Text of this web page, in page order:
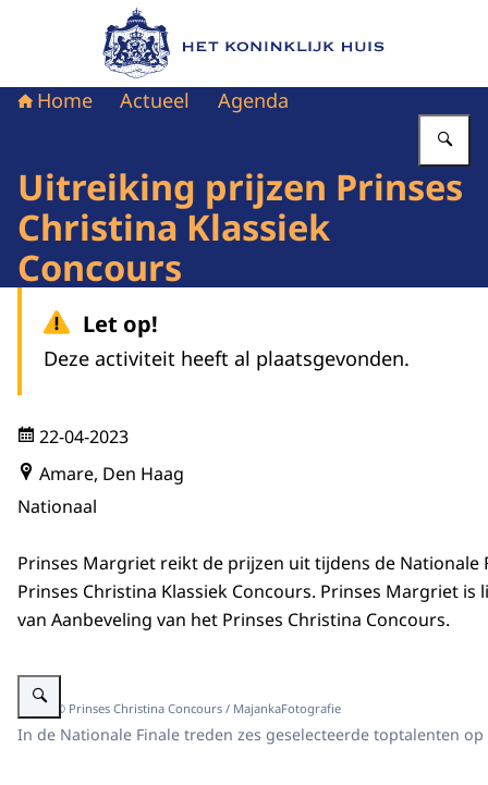
Naar de homepage van Het Koninklijk Huis
Home Actueel Agenda
Uitreiking prijzen Prinses
Christina Klassiek
Concours
Let op!
Deze activiteit heeft al plaatsgevonden.
22-04-2023
Amare, Den Haag
Nationaal
Prinses Margriet reikt de prijzen uit tijdens de Nationale
Prinses Christina Klassiek Concours. Prinses Margriet is
van Aanbeveling van het Prinses Christina Concours.
Vergroot afbeelding Prinses Margriet reikt de prijzen op van het Prinses
Beeld: © Prinses Christina Concours / MajankaFotografie
In de Nationale Finale treden zes geselecteerde toptalenten